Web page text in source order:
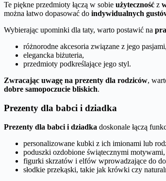
Te piękne przedmioty łączą w sobie użyteczność z
można łatwo dopasować do indywidualnych
Wybierając upominki dla taty, warto postawić na
różnorodne akcesoria związane z jego pasjami,
elegancka biżuteria,
przedmioty podkreślające jego styl.
Zwracając uwagę na prezenty dla rodziców,
dobre samopoczucie bliskich.
Prezenty dla babci i dziadka
Prezenty dla babci i dziadka doskonale łączą
personalizowane kubki z ich imionami lub
poduszki ozdobione świątecznymi motywami,
figurki skrzatów i elfów wprowadzające do
słodkie przekąski, takie jak krówki czy